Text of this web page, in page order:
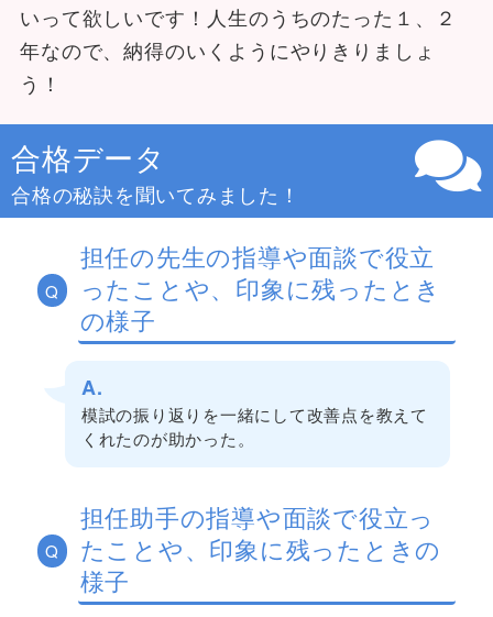
いって欲しいです！人生のうちのたった１、２
年なので、納得のいくようにやりきりましょ
う！
合格データ
合格の秘訣を聞いてみました！
Q
担任の先生の指導や面談で役立
ったことや、印象に残ったとき
の様子
A.
模試の振り返りを一緒にして改善点を教えて
くれたのが助かった。
Q
担任助手の指導や面談で役立っ
たことや、印象に残ったときの
様子